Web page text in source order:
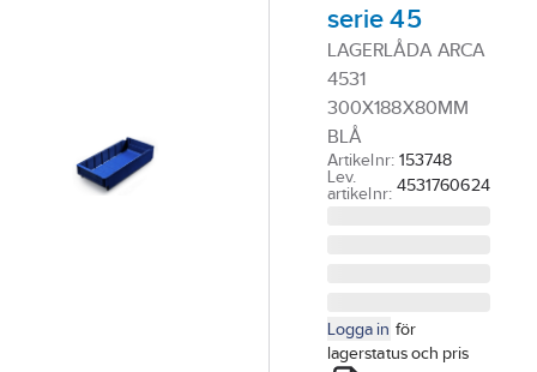
serie 45
LAGERLÅDA ARCA
4531
300X188X80MM
BLÅ
Artikelnr: 153748
Lev.
artikelnr: 4531760624
Logga in för
lagerstatus och pris